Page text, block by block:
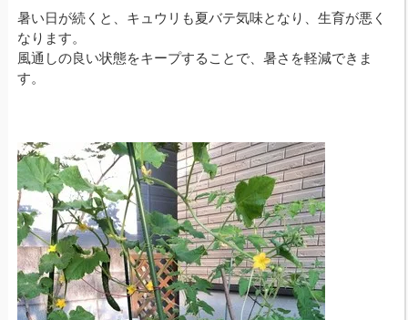
暑い日が続くと、キュウリも夏バテ気味となり、生育が悪く
なります。
風通しの良い状態をキープすることで、暑さを軽減できま
す。